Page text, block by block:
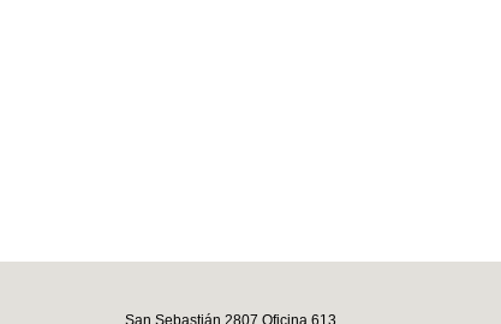
San Sebastián 2807 Oficina 613,